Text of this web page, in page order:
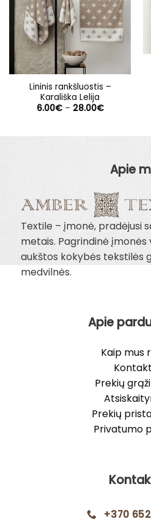
Lininis rankšluostis –
Karališka Lelija
6.00€ – 28.00€Price
Apie
Textile – įmonė, pradėjusi
metais. Pagrindinė
aukštos kokybės tekstilės
medvilnės.
Apie
Kaip mus
Prekių
Prekių
Privatumo
+370